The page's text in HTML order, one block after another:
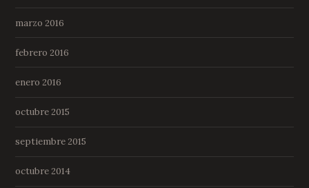
marzo 2016
febrero 2016
enero 2016
octubre 2015
septiembre 2015
octubre 2014